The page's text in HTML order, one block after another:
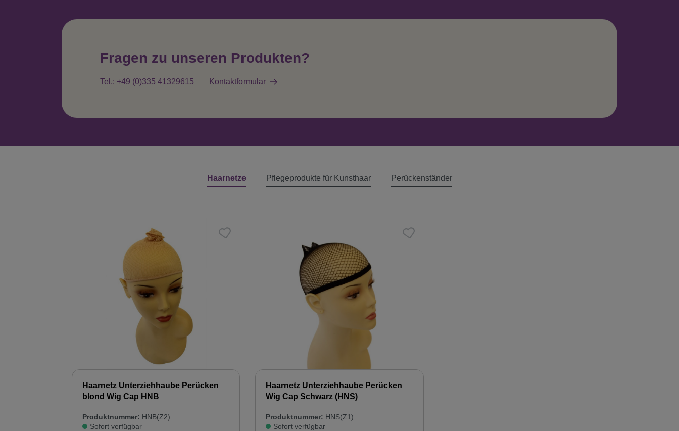
Fragen zu unseren Produkten?
Tel.: +49 (0)335 41329615 Kontaktformular
Haarnetze Pflegeprodukte für Kunsthaar Perückenständer
Haarnetz Unterziehhaube Perücken
blond Wig Cap HNB
Produktnummer: HNB(Z2)
Sofort verfügbar
Haarnetz Unterziehhaube Perücken
Wig Cap Schwarz (HNS)
Produktnummer: HNS(Z1)
Sofort verfügbar